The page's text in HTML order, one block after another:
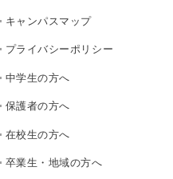
キャンパスマップ
プライバシーポリシー
中学生の方へ
保護者の方へ
在校生の方へ
卒業生・地域の方へ